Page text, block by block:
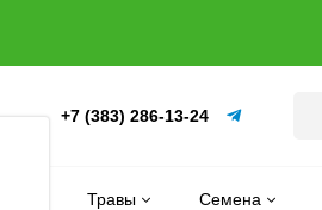
+7 (383) 286-13-24
Травы Семена